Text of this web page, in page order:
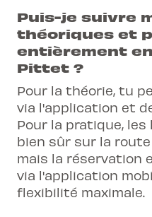
Puis-je suivre
théoriques et
entièrement
Pittet ?
Pour la théorie, tu
via l'application et
Pour la pratique,
bien sûr sur la
mais la réservation
via l'application
flexibilité maximale.